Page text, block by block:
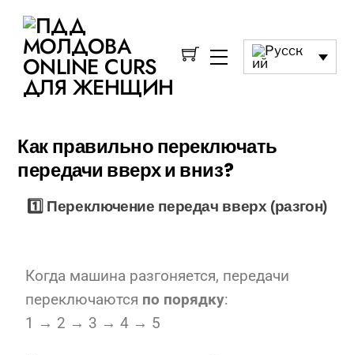
Как правильно переключать
передачи вверх и вниз?
1️⃣ Переключение передач вверх (разгон)
Когда машина разгоняется, передачи
переключаются по порядку:
1 → 2 → 3 → 4 → 5